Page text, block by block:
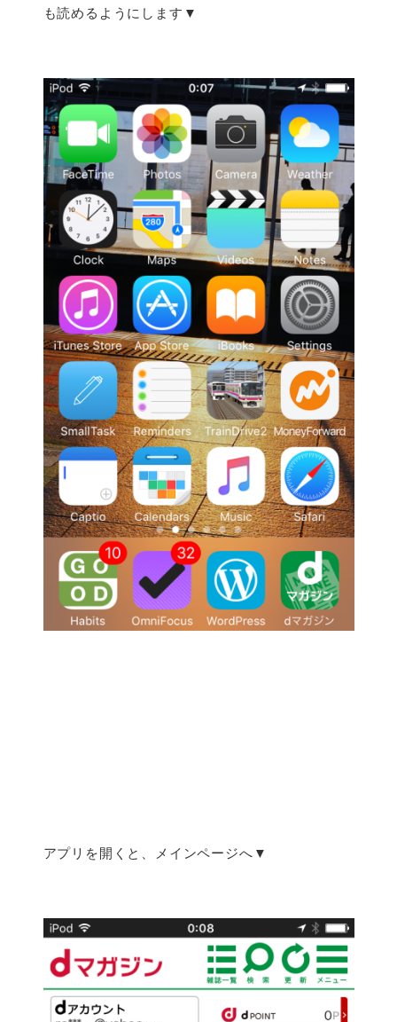
も読めるようにします▼
アプリを開くと、メインページへ▼